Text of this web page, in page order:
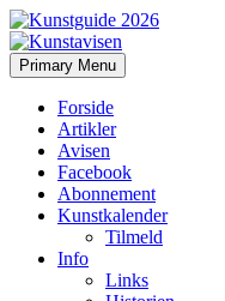
Kunstavisen
Search
Primary Menu Skip
to
Forside
Artikler
Avisen
Facebook
Abonnement
Kunstkalender
Tilmeld
Info
Links